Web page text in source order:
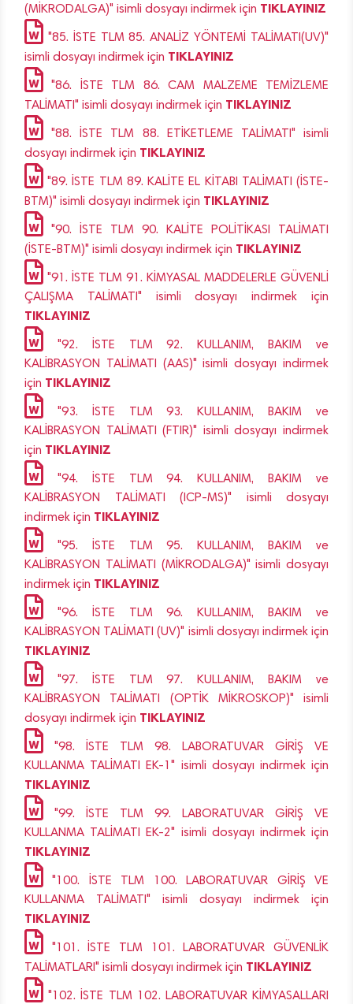
(MİKRODALGA)" isimli dosyayı indirmek için TIKLAYINIZ
"85. İSTE TLM 85. ANALİZ YÖNTEMİ TALİMATI(UV)"
isimli dosyayı indirmek için TIKLAYINIZ
"86. İSTE TLM 86. CAM MALZEME TEMİZLEME
TALİMATI" isimli dosyayı indirmek için TIKLAYINIZ
"88. İSTE TLM 88. ETİKETLEME TALİMATI" isimli
dosyayı indirmek için TIKLAYINIZ
"89. İSTE TLM 89. KALİTE EL KİTABI TALİMATI (İSTE-
BTM)" isimli dosyayı indirmek için TIKLAYINIZ
"90. İSTE TLM 90. KALİTE POLİTİKASI TALİMATI
(İSTE-BTM)" isimli dosyayı indirmek için TIKLAYINIZ
"91. İSTE TLM 91. KİMYASAL MADDELERLE GÜVENLİ
ÇALIŞMA TALİMATI" isimli dosyayı indirmek için
TIKLAYINIZ
"92. İSTE TLM 92. KULLANIM, BAKIM ve
KALİBRASYON TALİMATI (AAS)" isimli dosyayı indirmek
için TIKLAYINIZ
"93. İSTE TLM 93. KULLANIM, BAKIM ve
KALİBRASYON TALİMATI (FTIR)" isimli dosyayı indirmek
için TIKLAYINIZ
"94. İSTE TLM 94. KULLANIM, BAKIM ve
KALİBRASYON TALİMATI (ICP-MS)" isimli dosyayı
indirmek için TIKLAYINIZ
"95. İSTE TLM 95. KULLANIM, BAKIM ve
KALİBRASYON TALİMATI (MİKRODALGA)" isimli dosyayı
indirmek için TIKLAYINIZ
"96. İSTE TLM 96. KULLANIM, BAKIM ve
KALİBRASYON TALİMATI (UV)" isimli dosyayı indirmek için
TIKLAYINIZ
"97. İSTE TLM 97. KULLANIM, BAKIM ve
KALİBRASYON TALİMATI (OPTİK MİKROSKOP)" isimli
dosyayı indirmek için TIKLAYINIZ
"98. İSTE TLM 98. LABORATUVAR GİRİŞ VE
KULLANMA TALİMATI EK-1" isimli dosyayı indirmek için
TIKLAYINIZ
"99. İSTE TLM 99. LABORATUVAR GİRİŞ VE
KULLANMA TALİMATI EK-2" isimli dosyayı indirmek için
TIKLAYINIZ
"100. İSTE TLM 100. LABORATUVAR GİRİŞ VE
KULLANMA TALİMATI" isimli dosyayı indirmek için
TIKLAYINIZ
"101. İSTE TLM 101. LABORATUVAR GÜVENLİK
TALİMATLARI" isimli dosyayı indirmek için TIKLAYINIZ
"102. İSTE TLM 102. LABORATUVAR KİMYASALLARI